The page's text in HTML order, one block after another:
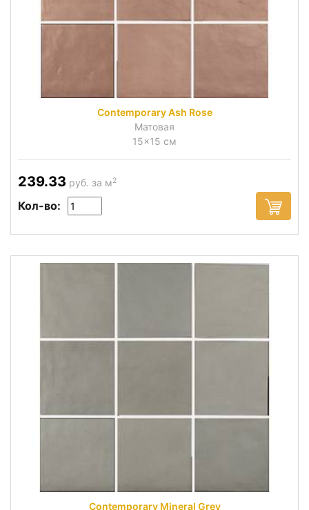
Contemporary Ash Rose
Матовая
15x15 см
239.33 руб. за м2
Кол-во:
Contemporary Mineral Grey